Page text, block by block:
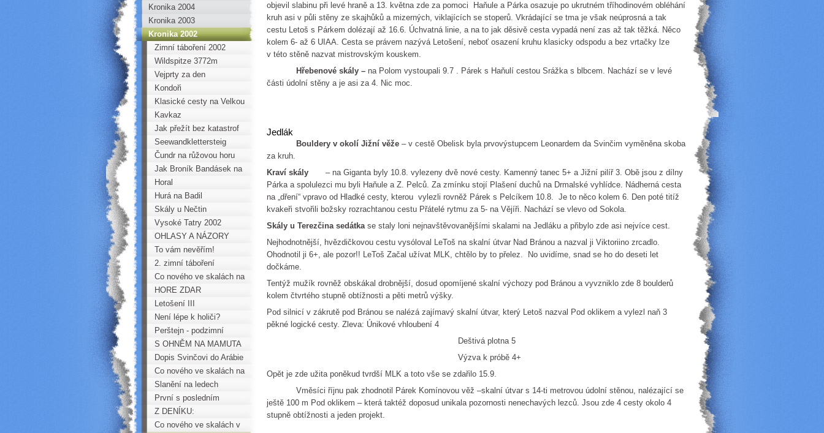
objevil slabinu při levé hraně a 13. května zde za pomoci Haňule a Párka osazuje po ukrutném tříhodinovém obléhání
kruh asi v půli stěny ze skajhůků a mizerných, viklajících se stoperů. Vkrádající se tma je však neúprosná a tak
cestu Letoš s Párkem dolézají až 16.6. Úchvatná linie, a na to jak děsivě cesta vypadá není zas až tak těžká. Něco
kolem 6- až 6 UIAA. Cesta se právem nazývá Letošení, neboť osazení kruhu klasicky odspodu a bez vrtačky lze
v této stěně nazvat mistrovským kouskem.
Hřebenové skály – na Polom vystoupali 9.7 . Párek s Haňulí cestou Srážka s blbcem. Nachází se v levé
části údolní stěny a je asi za 4. Nic moc.
Jedlák
Bouldery v okolí Jižní věže – v cestě Obelisk byla prvovýstupcem Leonardem da Svinčim vyměněna skoba
za kruh.
Kraví skály – na Giganta byly 10.8. vylezeny dvě nové cesty. Kamenný tanec 5+ a Jižní pilíř 3. Obě jsou z dílny
Párka a spolulezci mu byli Haňule a Z. Pelců. Za zmínku stojí Plašení duchů na Drmalské vyhlídce. Nádherná cesta
na „dření“ vpravo od Hladké cesty, kterou vylezli rovněž Párek s Pelcíkem 10.8. Je to něco kolem 6. Den poté titíž
kvakeři stvořili božsky rozrachtanou cestu Přátelé rytmu za 5- na Vějíři. Nachází se vlevo od Sokola.
Skály u Terezčina sedátka se staly loni nejnavštěvovanějšími skalami na Jedláku a přibylo zde asi nejvíce cest.
Nejhodnotnější, hvězdičkovou cestu vysóloval LeToš na skalní útvar Nad Bránou a nazval ji Viktoriino zrcadlo.
Ohodnotil ji 6+, ale pozor!! LeToš Začal užívat MLK, chtělo by to přelez. No uvidíme, snad se ho do deseti let
dočkáme.
Tentýž mužík rovněž obskákal drobnější, dosud opomíjené skalní výchozy pod Bránou a vyvzniklo zde 8 boulderů
kolem čtvrtého stupně obtížnosti a pěti metrů výšky.
Pod silnicí v zákrutě pod Bránou se nalézá zajímavý skalní útvar, který Letoš nazval Pod oklikem a vylezl naň 3
pěkné logické cesty. Zleva: Únikové vhloubení 4
Deštivá plotna 5
Výzva k próbě 4+
Opět je zde užita poněkud tvrdší MLK a toto vše se zdařilo 15.9.
Vměsíci říjnu pak zhodnotil Párek Komínovou věž –skalní útvar s 14-ti metrovou údolní stěnou, nalézající se
ještě 100 m Pod oklikem – která taktéž doposud unikala pozornosti nenechavých lezců. Jsou zde 4 cesty okolo 4
stupně obtížnosti a jeden projekt.
Kronika 2004
Kronika 2003
Kronika 2002
Zimní táboření 2002
Wildspitze 3772m
Vejprty za den
Kondoři
Klasické cesty na Velkou
Ostrovskou stěnu
Kavkaz
Jak přežít bez katastrof
výlet s Katastrofami
Seewandklettersteig
Čundr na růžovou horu
Jak Broník Bandásek na
všechny trampoty byl
připraven
Horal
Hurá na Badil
Skály u Nečtin
Vysoké Tatry 2002
OHLASY A NÁZORY
To vám nevěřím!
2. zimní táboření
mládeže
Co nového ve skalách na
Chomutovsku?
HORE ZDAR
Letošení III
Není lépe k holiči?
Perštejn - podzimní
metodický den Horoklubu
S OHNĚM NA MAMUTA
Dopis Svinčovi do Arábie
Co nového ve skalách na
Chomutovsku? 2
Slanění na ledech
První s posledním
Z DENÍKU:
Co nového ve skalách v